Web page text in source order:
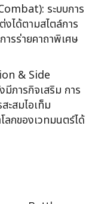
ระบบการ
ได้ตามสไตล์การ
ารร่ายคาถาพิเศษ
& Side
ภารกิจเสริม การ
ะสมไอเท็ม
ลกของเวทมนตร์ได้